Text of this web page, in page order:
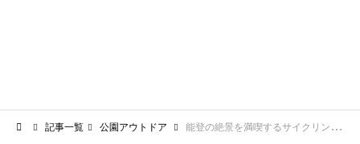
記事一覧 公園アウトドア 能登の絶景を満喫するサイクリングのコース！潮風を感じる爽快な旅